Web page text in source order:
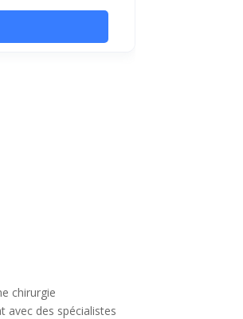
chirurgie
avec des spécialistes